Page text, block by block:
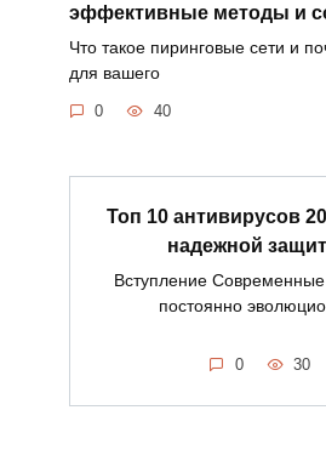
эффективные методы и
Что такое пиринговые сети и
для вашего
0 40
Топ 10 антивирусов
надежной
Вступление Современные
постоянно
0 30